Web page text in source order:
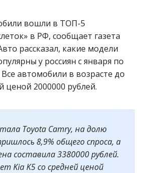
вошли в ТОП-5
в РФ, сообщает газета
рассказал, какие модели
у россиян с января по
Все автомобили в возрасте до
ценой 2000000 рублей.
Toyota Camry, на долю
8,9% общего спроса, а
составила 3380000 рублей.
Kia K5 со средней ценой